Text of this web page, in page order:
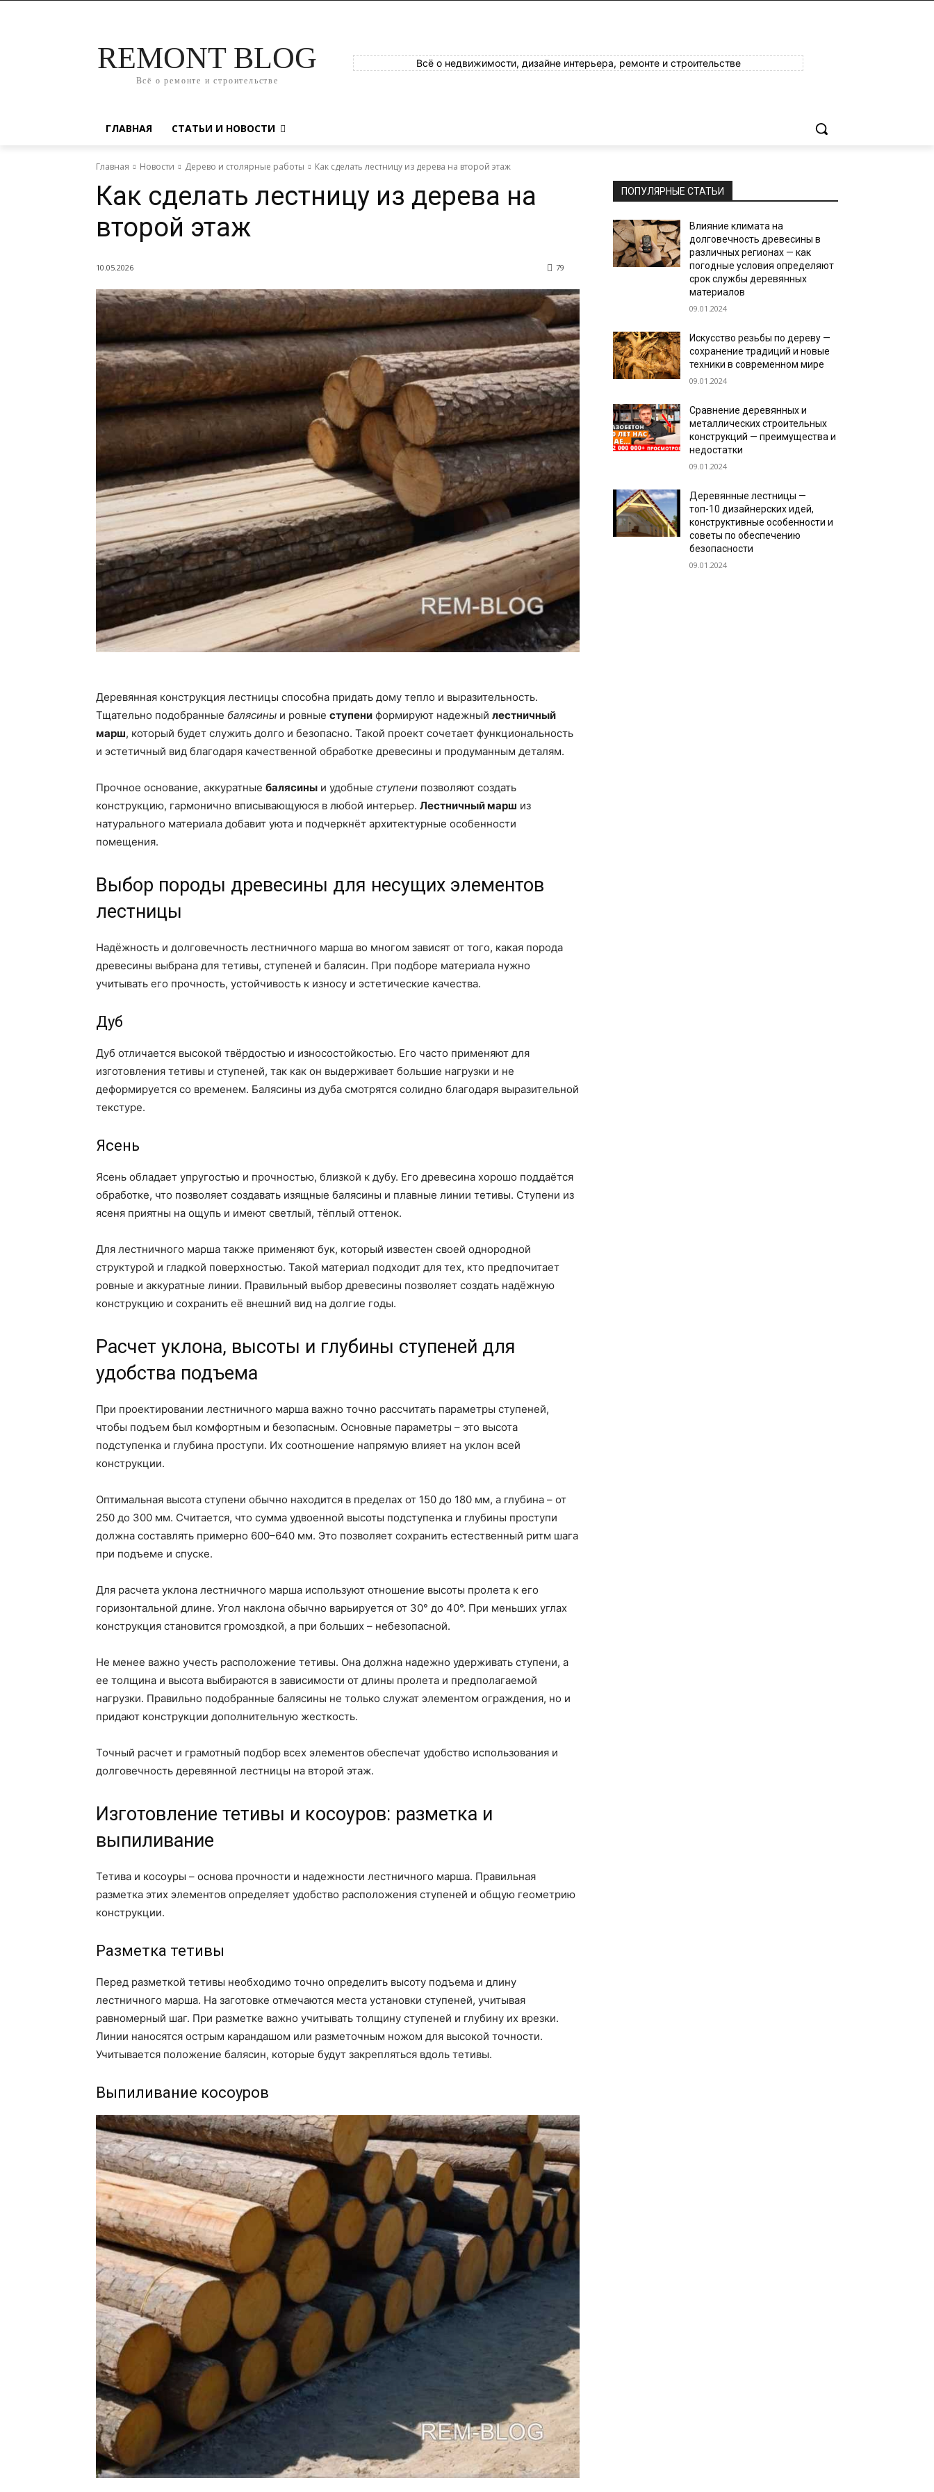
REMONT BLOG
Всё о ремонте и строительстве
Всё о недвижимости, дизайне интерьера, ремонте и строительстве
ГЛАВНАЯ СТАТЬИ И НОВОСТИ
Главная Новости Дерево и столярные работы Как сделать лестницу из дерева на второй этаж
Как сделать лестницу из дерева на
второй этаж
10.05.2026 79
Деревянная конструкция лестницы способна придать дому тепло и выразительность.
Тщательно подобранные балясины и ровные ступени формируют надежный лестничный
марш, который будет служить долго и безопасно. Такой проект сочетает функциональность
и эстетичный вид благодаря качественной обработке древесины и продуманным деталям.
Прочное основание, аккуратные балясины и удобные ступени позволяют создать
конструкцию, гармонично вписывающуюся в любой интерьер. Лестничный марш из
натурального материала добавит уюта и подчеркнёт архитектурные особенности
помещения.
Выбор породы древесины для несущих элементов
лестницы
Надёжность и долговечность лестничного марша во многом зависят от того, какая порода
древесины выбрана для тетивы, ступеней и балясин. При подборе материала нужно
учитывать его прочность, устойчивость к износу и эстетические качества.
Дуб
Дуб отличается высокой твёрдостью и износостойкостью. Его часто применяют для
изготовления тетивы и ступеней, так как он выдерживает большие нагрузки и не
деформируется со временем. Балясины из дуба смотрятся солидно благодаря выразительной
текстуре.
Ясень
Ясень обладает упругостью и прочностью, близкой к дубу. Его древесина хорошо поддаётся
обработке, что позволяет создавать изящные балясины и плавные линии тетивы. Ступени из
ясеня приятны на ощупь и имеют светлый, тёплый оттенок.
Для лестничного марша также применяют бук, который известен своей однородной
структурой и гладкой поверхностью. Такой материал подходит для тех, кто предпочитает
ровные и аккуратные линии. Правильный выбор древесины позволяет создать надёжную
конструкцию и сохранить её внешний вид на долгие годы.
Расчет уклона, высоты и глубины ступеней для
удобства подъема
При проектировании лестничного марша важно точно рассчитать параметры ступеней,
чтобы подъем был комфортным и безопасным. Основные параметры – это высота
подступенка и глубина проступи. Их соотношение напрямую влияет на уклон всей
конструкции.
Оптимальная высота ступени обычно находится в пределах от 150 до 180 мм, а глубина – от
250 до 300 мм. Считается, что сумма удвоенной высоты подступенка и глубины проступи
должна составлять примерно 600–640 мм. Это позволяет сохранить естественный ритм шага
при подъеме и спуске.
Для расчета уклона лестничного марша используют отношение высоты пролета к его
горизонтальной длине. Угол наклона обычно варьируется от 30° до 40°. При меньших углах
конструкция становится громоздкой, а при больших – небезопасной.
Не менее важно учесть расположение тетивы. Она должна надежно удерживать ступени, а
ее толщина и высота выбираются в зависимости от длины пролета и предполагаемой
нагрузки. Правильно подобранные балясины не только служат элементом ограждения, но и
придают конструкции дополнительную жесткость.
Точный расчет и грамотный подбор всех элементов обеспечат удобство использования и
долговечность деревянной лестницы на второй этаж.
Изготовление тетивы и косоуров: разметка и
выпиливание
Тетива и косоуры – основа прочности и надежности лестничного марша. Правильная
разметка этих элементов определяет удобство расположения ступеней и общую геометрию
конструкции.
Разметка тетивы
Перед разметкой тетивы необходимо точно определить высоту подъема и длину
лестничного марша. На заготовке отмечаются места установки ступеней, учитывая
равномерный шаг. При разметке важно учитывать толщину ступеней и глубину их врезки.
Линии наносятся острым карандашом или разметочным ножом для высокой точности.
Учитывается положение балясин, которые будут закрепляться вдоль тетивы.
Выпиливание косоуров
ПОПУЛЯРНЫЕ СТАТЬИ
Влияние климата на
долговечность древесины в
различных регионах — как
погодные условия определяют
срок службы деревянных
материалов
09.01.2024
Искусство резьбы по дереву —
сохранение традиций и новые
техники в современном мире
09.01.2024
Сравнение деревянных и
металлических строительных
конструкций — преимущества и
недостатки
09.01.2024
Деревянные лестницы —
топ-10 дизайнерских идей,
конструктивные особенности и
советы по обеспечению
безопасности
09.01.2024